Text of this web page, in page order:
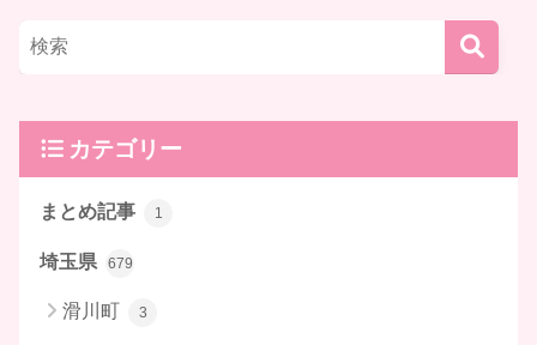
カテゴリー
まとめ記事 1
埼玉県 679
滑川町 3